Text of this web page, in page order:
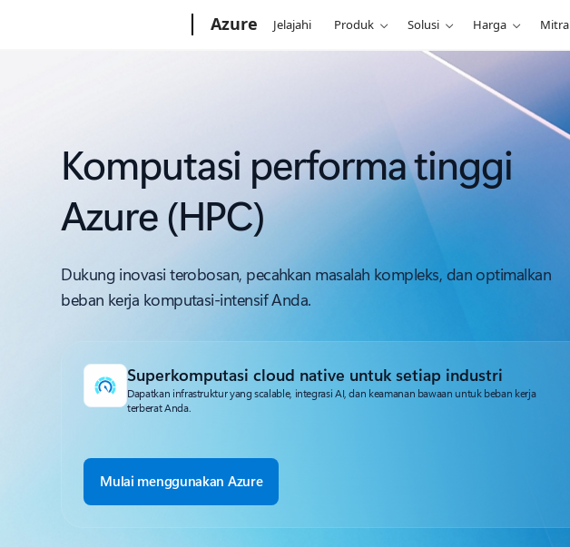
Azure Jelajahi Produk Solusi Harga Mitra
Komputasi performa tinggi
Azure (HPC)
Dukung inovasi terobosan, pecahkan masalah kompleks, dan optimalkan
beban kerja komputasi-intensif Anda.
Superkomputasi cloud native untuk setiap industri
Dapatkan infrastruktur yang scalable, integrasi AI, dan keamanan bawaan untuk beban kerja
terberat Anda.
Mulai menggunakan Azure